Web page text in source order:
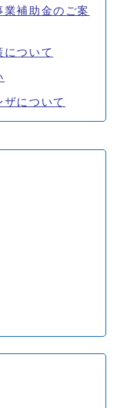
業補助金のご案
について
について